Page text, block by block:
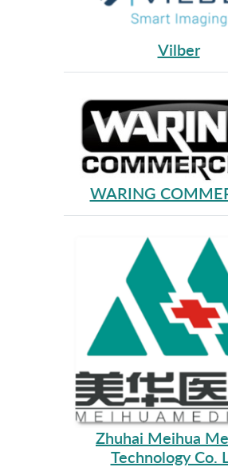
Vilber
WARING
Zhuhai Meihua
Technology Co.